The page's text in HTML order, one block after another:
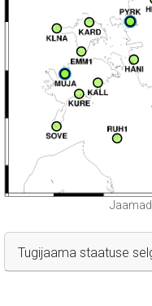
Tugijaama staatuse